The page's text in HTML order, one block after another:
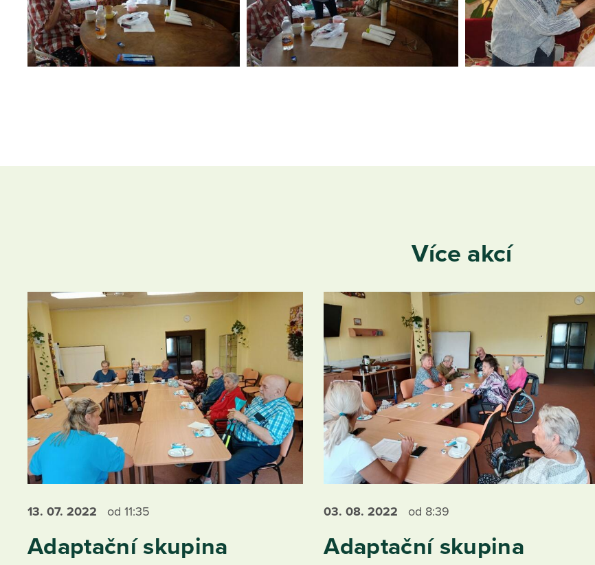
Více akcí
13. 07. 2022 od 11:35
Adaptační skupina
03. 08.2022 od 8:39
Adaptační skupina